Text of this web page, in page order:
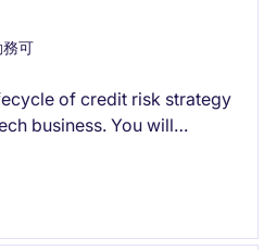
可
of credit risk strategy
business. You will
and customer